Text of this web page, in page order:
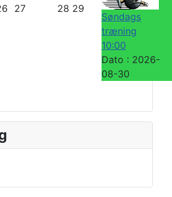
27 28 29
Søndags
træning
10:00
Dato : 2026-
08-30